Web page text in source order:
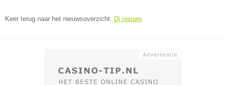
Keer terug naar het nieuwsoverzicht: Dj nieuws